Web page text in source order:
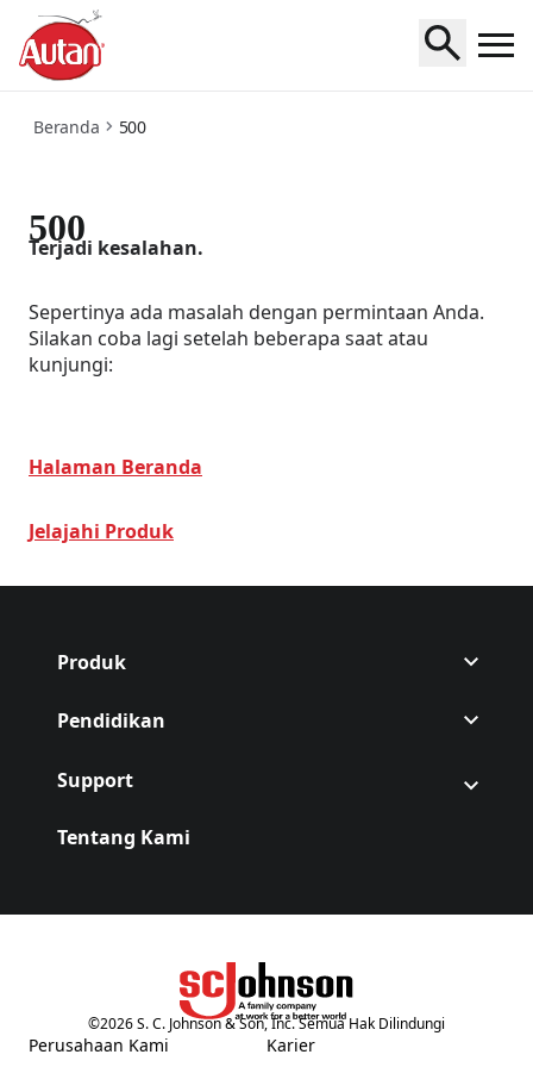
Beranda 500
500
Terjadi kesalahan.
Sepertinya ada masalah dengan permintaan Anda.
Silakan coba lagi setelah beberapa saat atau
kunjungi:
Halaman Beranda
Jelajahi Produk
Produk
Pendidikan
Support
Tentang Kami
(Opens in a new tab)
©2026S. C. Johnson & Son, Inc. Semua Hak Dilindungi
Perusahaan Kami
(Opens in a new tab)
Karier
(Opens in a new tab)